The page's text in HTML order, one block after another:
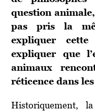
question
pas pris la
expliquer
expliquer que
animaux
réticence dans
Historiquement,